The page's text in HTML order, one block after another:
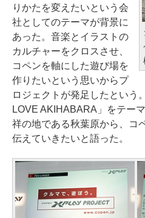
りかたを変えたいという会
社としてのテーマが背景に
あった。音楽とイラストの
カルチャーをクロスさせ、
コペンを軸にした遊び場を
作りたいという思いからプ
ロジェクトが発足したという
LOVE AKIHABARA」をテー
祥の地である秋葉原から、コ
伝えていきたいと語った。